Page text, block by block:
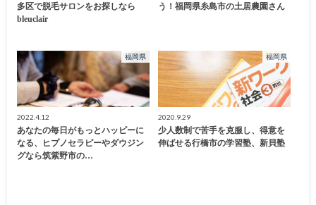
多区で脱毛サロンをお探しなら
bleuclair
う！福岡県糸島市の土居農園さん
福岡県
2022.4.12
あなたの毎日がもっとハッピーに
なる、ヒプノセラピーやダウジン
グなら筑紫野市の…
福岡県
2020.9.29
少人数制で苦手を克服し、得意を
伸ばせる行橋市の学習塾、新貝塾